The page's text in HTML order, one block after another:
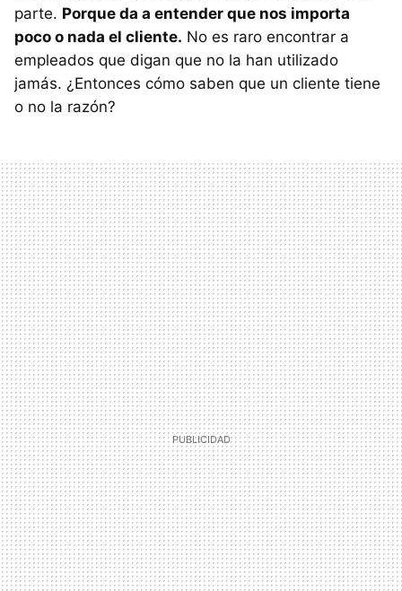
parte. Porque da a entender que nos importa
poco o nada el cliente. No es raro encontrar a
empleados que digan que no la han utilizado
jamás. ¿Entonces cómo saben que un cliente tiene
o no la razón?